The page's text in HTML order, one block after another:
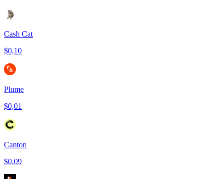
Cash Cat
$0,10
Plume
$0,01
Canton
$0,09